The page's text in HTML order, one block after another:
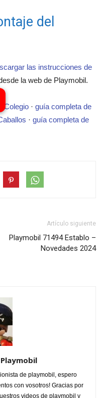
del
las instrucciones de
la web de Playmobil.
Colegio · guía completa de
· guía completa de
Artículo siguiente
Playmobil 71494 Establo –
Novedades 2024
de playmobil, espero
con vosotros! Gracias por
videos de playmobil y